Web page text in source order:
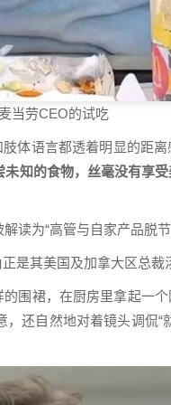
当劳CEO的试吃
体语言都透着明显的距离
知的食物，丝毫没有享
读为“高管与自家产品脱节
是其美国及加拿大区总裁
围裙，在厨房里拿起一
还自然地对着镜头调侃“